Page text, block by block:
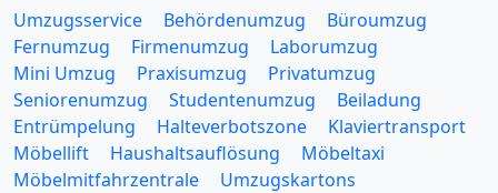
Umzugsservice Behördenumzug
Büroumzug
Fernumzug
Firmenumzug
Laborumzug
Mini Umzug
Praxisumzug
Privatumzug
Seniorenumzug
Studentenumzug
Beiladung
Entrümpelung
Halteverbotszone
Klaviertransport
Möbellift
Haushaltsauflösung
Möbeltaxi
Möbelmitfahrzentrale
Umzugskartons